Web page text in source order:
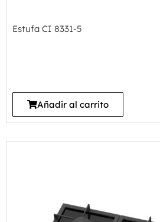
Estufa CI 8331-5
Añadir al carrito